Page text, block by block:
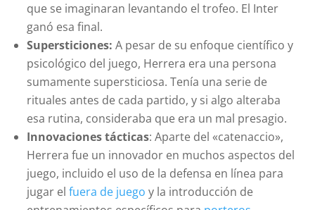
que se imaginaran levantando el trofeo. El Inter
ganó esa final.
Supersticiones: A pesar de su enfoque científico y
psicológico del juego, Herrera era una persona
sumamente supersticiosa. Tenía una serie de
rituales antes de cada partido, y si algo alteraba
esa rutina, consideraba que era un mal presagio.
Innovaciones tácticas: Aparte del «catenaccio»,
Herrera fue un innovador en muchos aspectos del
juego, incluido el uso de la defensa en línea para
jugar elfuera de juego y la introducción de